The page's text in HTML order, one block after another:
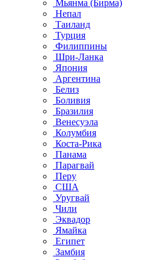
Мьянма (Бирма)
Непал
Таиланд
Турция
Филиппины
Шри-Ланка
Япония
Аргентина
Белиз
Боливия
Бразилия
Венесуэла
Колумбия
Коста-Рика
Панама
Парагвай
Перу
США
Уругвай
Чили
Эквадор
Ямайка
Египет
Замбия